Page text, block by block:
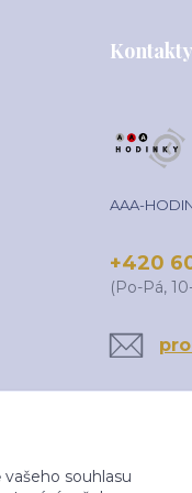
Kontakty
AAA-
+420
(Po-Pá,
souhlasu